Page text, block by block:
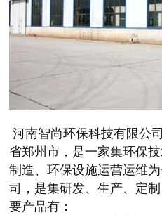
河南智尚环保科技有限公
省郑州市，是一家集环保
制造、环保设施运营运维
司，是集研发、生产、定
要产品有：